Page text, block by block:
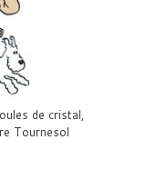
de cristal,
Tournesol